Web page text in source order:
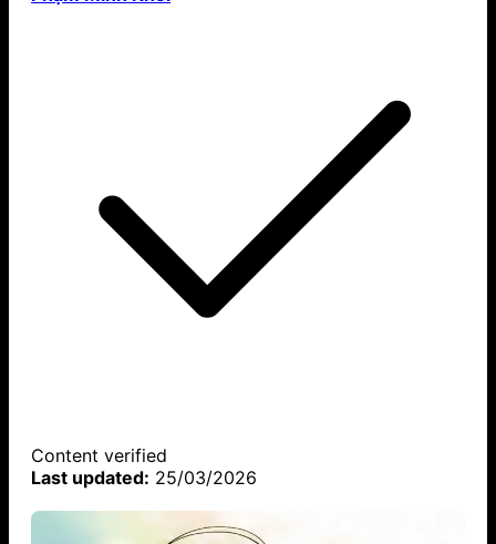
Content verified
Last updated: 25/03/2026